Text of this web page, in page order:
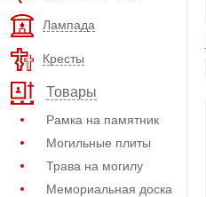
Лампада
Кресты
Товары
Рамка на памятник
Могильные плиты
Трава на могилу
Мемориальная доска